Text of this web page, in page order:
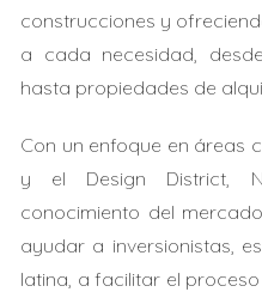
VIDA EN
La vida en Wilton Manors
diversidad. Esta ciudad es
amigable, donde todos son
exploraremos algunos
en esta encantadora
construcciones y
a cada necesidad,
hasta propiedades de
Con un enfoque en áreas
y el Design District,
conocimiento del
ayudar a inversionistas,
latina, a facilitar el